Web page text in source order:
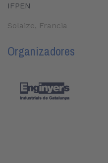
IFPEN
Solaize, Francia
Organizadores